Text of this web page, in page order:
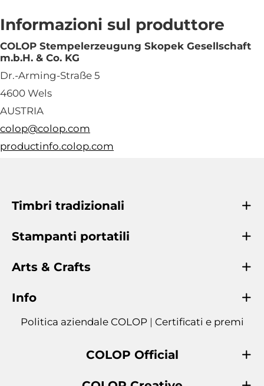
Informazioni sul produttore
COLOP Stempelerzeugung Skopek Gesellschaft
m.b.H. & Co. KG
Dr.-Arming-Straße 5
4600 Wels
AUSTRIA
colop@colop.com
productinfo.colop.com
Timbri tradizionali
Stampanti portatili
Arts & Crafts
Info
Politica aziendale COLOP | Certificati e premi
COLOP Official